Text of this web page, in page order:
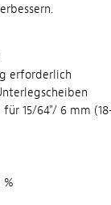
erforderlich
15/64"/ 6 mm